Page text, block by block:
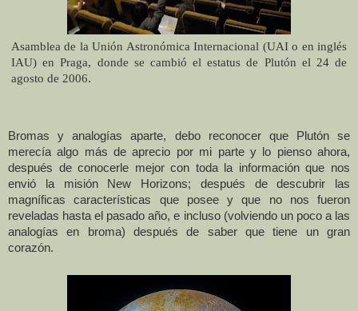
Asamblea de la Unión Astronómica Internacional (UAI o en inglés
IAU) en Praga, donde se cambió el estatus de Plutón el 24 de
agosto de 2006.
Bromas y analogías aparte, debo reconocer que Plutón se
merecía algo más de aprecio por mi parte y lo pienso ahora,
después de conocerle mejor con toda la información que nos
envió la misión New Horizons; después de descubrir las
magníficas características que posee y que no nos fueron
reveladas hasta el pasado año, e incluso (volviendo un poco a las
analogías en broma) después de saber que tiene un gran
corazón.